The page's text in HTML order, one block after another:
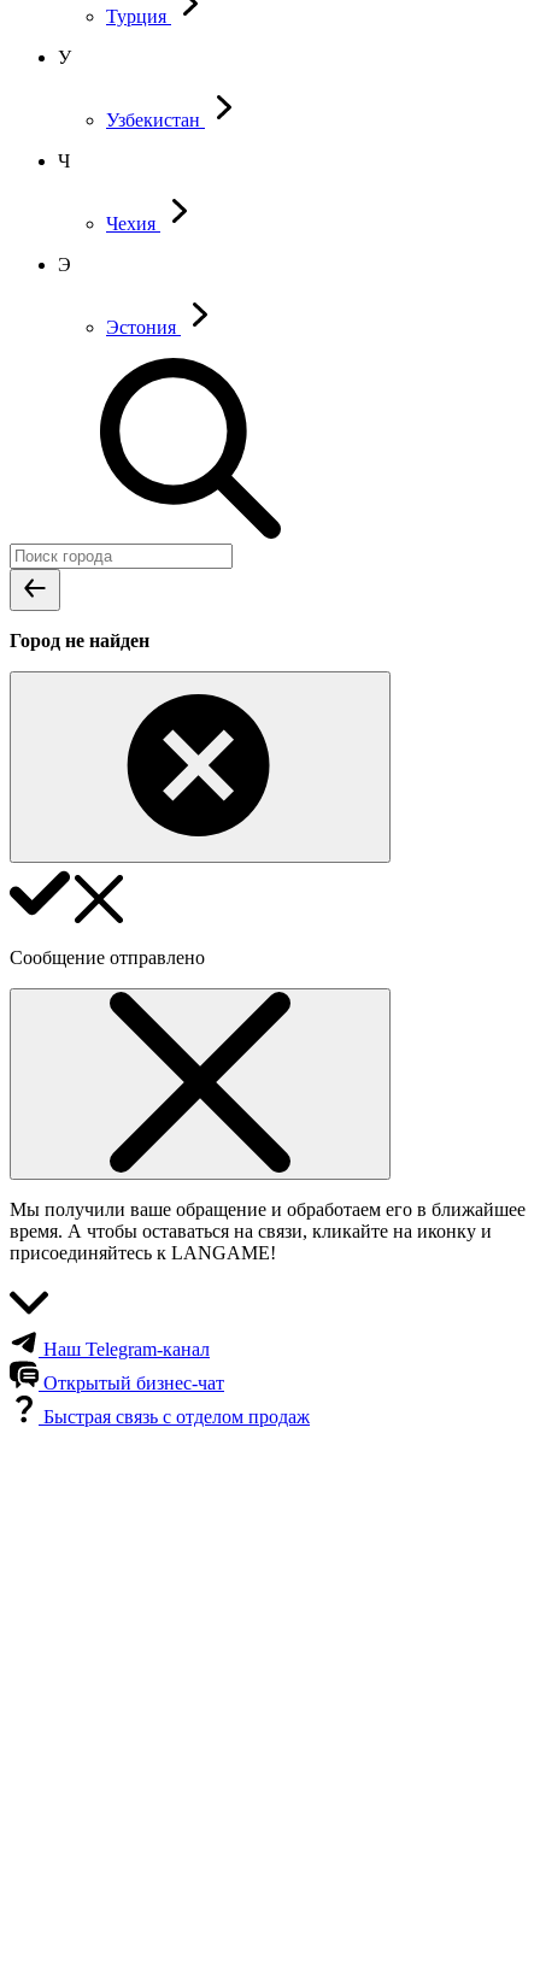
Турция
У
Узбекистан
Ч
Чехия
Э
Эстония
Город не найден
Сообщение отправлено
Мы получили ваше обращение и обработаем его в ближайшее
время. А чтобы оставаться на связи, кликайте на иконку и
присоединяйтесь к LANGAME!
Наш Telegram-канал
Открытый бизнес-чат
Быстрая связь с отделом продаж